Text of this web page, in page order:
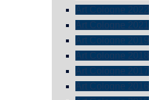
Art Cologne 2022
Art Cologne 2021
Art Cologne 2019
Art Cologne 2018
Art Cologne 2017
Art Cologne 2016